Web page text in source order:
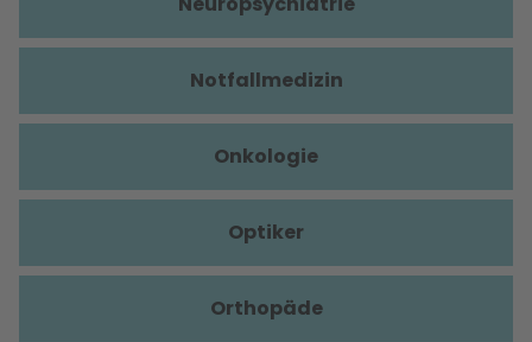
Notfallmedizin
Onkologie
Optiker
Orthopäde